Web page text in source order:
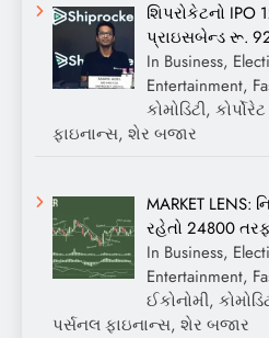
શિપરોકેટનો
પ્રાઇસબેન્ડ રૂ.
In Business,
Entertainment,
કોમોડિટી,
ફાઇનાન્સ, શેર બજાર
MARKET
રહેતો 24800
In Business,
Entertainment,
ઈકોનોમી,
પર્સનલ ફાઇનાન્સ, શેર બજાર